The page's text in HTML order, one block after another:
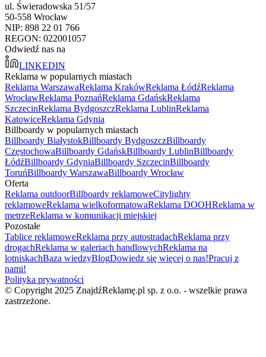
ul. Świeradowska 51/57
50-558 Wrocław
NIP: 898 22 01 766
REGON: 022001057
Odwiedź nas na
LINKEDIN
Reklama w popularnych miastach
Reklama WarszawaReklama KrakówReklama ŁódźReklama
WrocławReklama PoznańReklama GdańskReklama
SzczecinReklama BydgoszczReklama LublinReklama
KatowiceReklama Gdynia
Billboardy w popularnych miastach
Billboardy BiałystokBillboardy BydgoszczBillboardy
CzęstochowaBillboardy GdańskBillboardy LublinBillboardy
ŁódźBillboardy GdyniaBillboardy SzczecinBillboardy
ToruńBillboardy WarszawaBillboardy Wrocław
Oferta
Reklama outdoorBillboardy reklamoweCitylighty
reklamoweReklama wielkoformatowaReklama DOOHReklama w
metrzeReklama w komunikacji miejskiej
Pozostałe
Tablice reklamoweReklama przy autostradachReklama przy
drogachReklama w galeriach handlowychReklama na
lotniskachBaza wiedzyBlogDowiedz się więcej o nas!Pracuj z
nami!
Polityka prywatności
© Copyright 2025 ZnajdźReklamę.pl sp. z o.o. - wszelkie prawa
zastrzeżone.